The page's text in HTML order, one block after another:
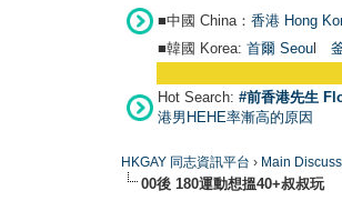
■中國 China： 香港 Hong
■韓國 Korea: 首爾 Seou
Hot Search: #前香港先生
港男HEHE率漸高的原因
HKGAY 同志資訊平台 › Main
00後 180運動想搵40+叔叔玩